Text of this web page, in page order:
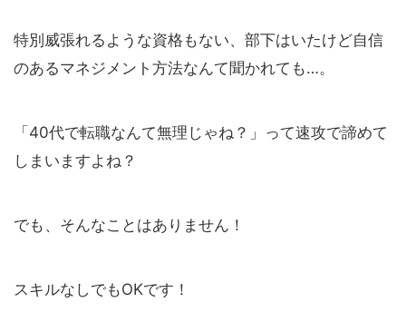
特別威張れるような資格もない、部下はいたけど自信
のあるマネジメント方法なんて聞かれても…。
「40代で転職なんて無理じゃね？」って速攻で諦めて
しまいますよね？
でも、そんなことはありません！
スキルなしでもOKです！